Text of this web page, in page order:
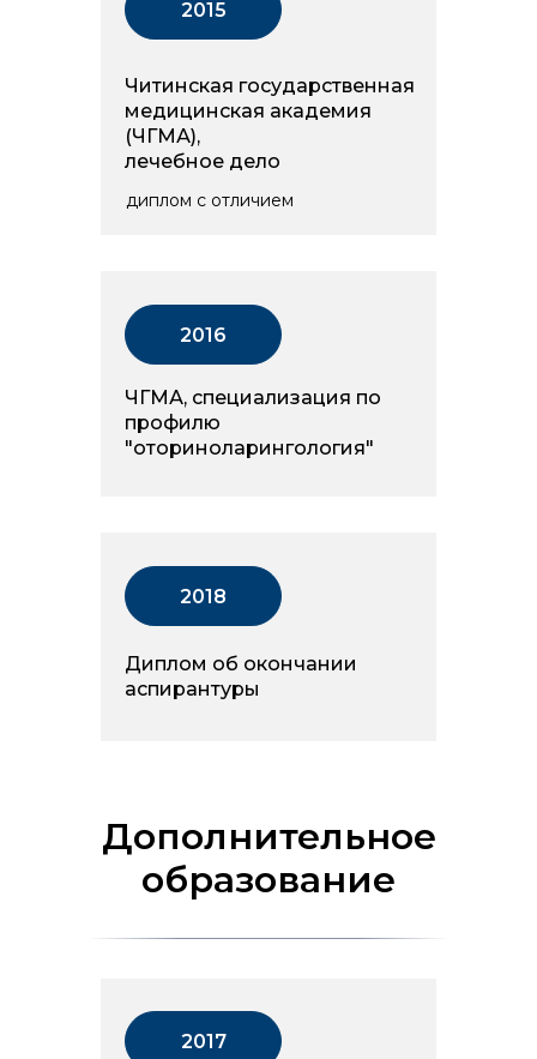
ЧГМА, специализация по
профилю
"оториноларингология"
2016
диплом с отличием
Читинская государственная
медицинская академия
(ЧГМА),
лечебное дело
2015
Диплом об окончании
аспирантуры
2018
Дополнительное
образование
2017